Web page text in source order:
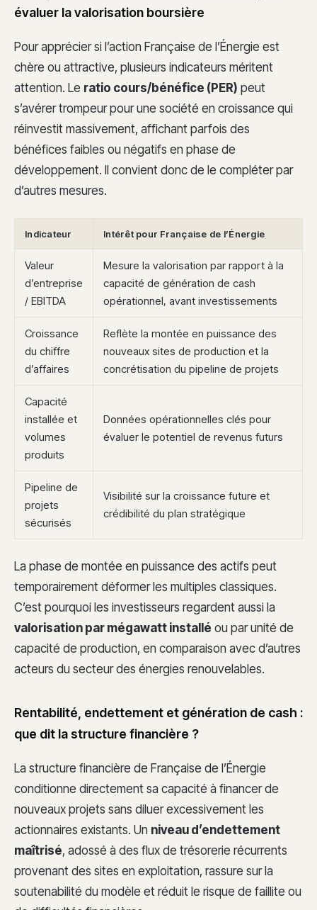
évaluer la valorisation boursière
Pour apprécier si l’action Française de l’Énergie est
chère ou attractive, plusieurs indicateurs méritent
attention. Le ratio cours/bénéfice (PER) peut
s’avérer trompeur pour une société en croissance qui
réinvestit massivement, affichant parfois des
bénéfices faibles ou négatifs en phase de
développement. Il convient donc de le compléter par
d’autres mesures.
Indicateur Intérêt pour Française de l’Énergie
Valeur
d’entreprise
/ EBITDA
Mesure la valorisation par rapport à la
capacité de génération de cash
opérationnel, avant investissements
Croissance
du chiffre
d’affaires
Reflète la montée en puissance des
nouveaux sites de production et la
concrétisation du pipeline de projets
Capacité
installée et
volumes
produits
Données opérationnelles clés pour
évaluer le potentiel de revenus futurs
Pipeline de
projets
sécurisés
Visibilité sur la croissance future et
crédibilité du plan stratégique
La phase de montée en puissance des actifs peut
temporairement déformer les multiples classiques.
C’est pourquoi les investisseurs regardent aussi la
valorisation par mégawatt installé ou par unité de
capacité de production, en comparaison avec d’autres
acteurs du secteur des énergies renouvelables.
Rentabilité, endettement et génération de cash :
que dit la structure financière ?
La structure financière de Française de l’Énergie
conditionne directement sa capacité à financer de
nouveaux projets sans diluer excessivement les
actionnaires existants. Un niveau d’endettement
maîtrisé, adossé à des flux de trésorerie récurrents
provenant des sites en exploitation, rassure sur la
soutenabilité du modèle et réduit le risque de faillite ou